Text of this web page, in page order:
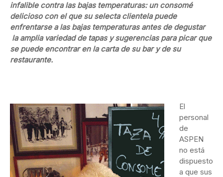
infalible contra las bajas temperaturas: un consomé
delicioso con el que su selecta clientela puede
enfrentarse a las bajas temperaturas antes de degustar
la amplia variedad de tapas y sugerencias para picar que
se puede encontrar en la carta de su bar y de su
restaurante.
El
personal
de
ASPEN
no está
dispuesto
a que sus